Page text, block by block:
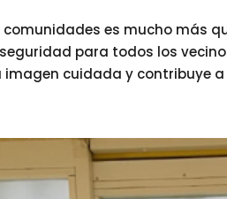
comunidades es mucho más
para todos los
cuidada y contribuye